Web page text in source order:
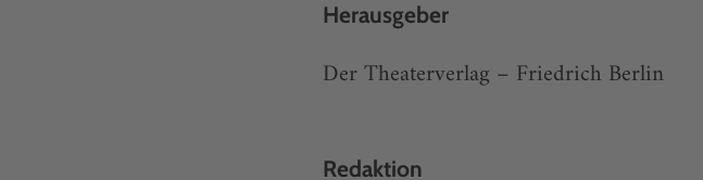
Herausgeber
Der Theaterverlag – Friedrich Berlin
Redaktion